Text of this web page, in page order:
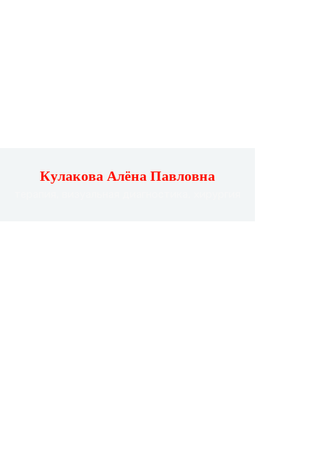
Кулакова Алёна Павловна